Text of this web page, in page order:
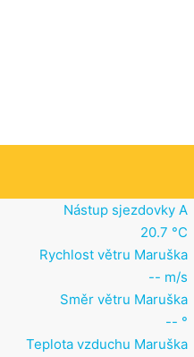
Nástup sjezdovky A
20.7 °C
Rychlost větru Maruška
-- m/s
Směr větru Maruška
-- °
Teplota vzduchu Maruška